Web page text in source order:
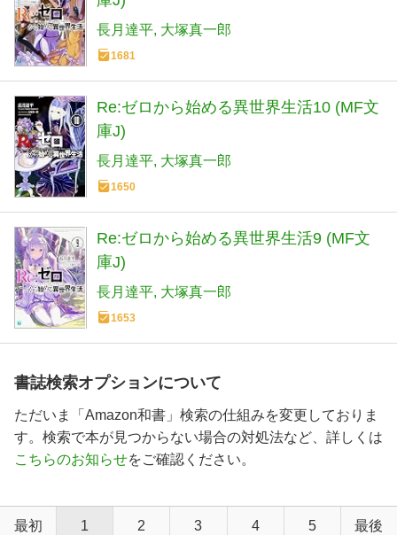
長月達平 大塚真一郎
1681
Re:ゼロから始める異世界生活10 (MF文
庫J)
長月達平 大塚真一郎
1650
Re:ゼロから始める異世界生活9 (MF文
庫J)
長月達平 大塚真一郎
1653
書誌検索オプションについて
ただいま「Amazon和書」検索の仕組みを変更しておりま
す。検索で本が見つからない場合の対処法など、詳しくは
こちらのお知らせをご確認ください。
最初 1 2 3 4 5 最後